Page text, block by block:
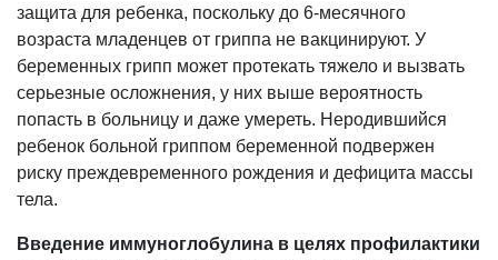
защита для ребенка, поскольку до 6-месячного
возраста младенцев от гриппа не вакцинируют. У
беременных грипп может протекать тяжело и вызвать
серьезные осложнения, у них выше вероятность
попасть в больницу и даже умереть. Неродившийся
ребенок больной гриппом беременной подвержен
риску преждевременного рождения и дефицита массы
тела.
Введение иммуноглобулина в целях профилактики